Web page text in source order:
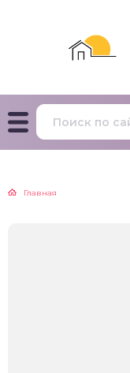
Главная